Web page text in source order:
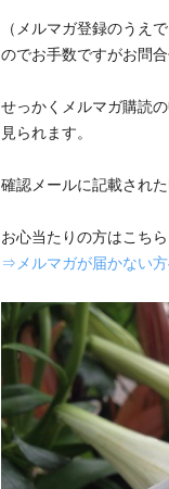
（メルマガ登録のうえ
のでお手数ですがお問合
せっかくメルマガ購読
見られます。
確認メールに記載され
お心当たりの方はこち
⇒メルマガが届かない